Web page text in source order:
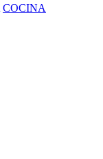
COCINA